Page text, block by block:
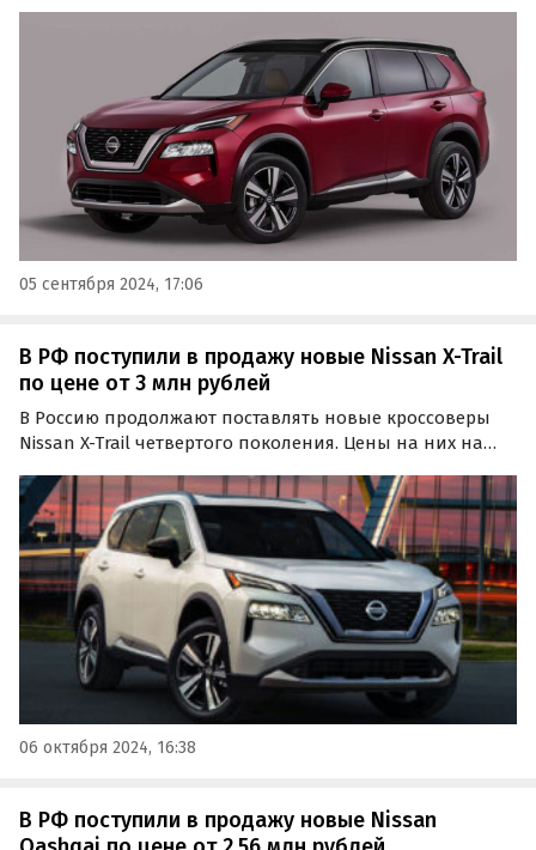
05 сентября 2024, 17:06
В РФ поступили в продажу новые Nissan X-Trail
по цене от 3 млн рублей
В Россию продолжают поставлять новые кроссоверы
Nissan X-Trail четвертого поколения. Цены на них на
стартуют от 3 000 000 рублей, пишут «Автоновости дня».
06 октября 2024, 16:38
В РФ поступили в продажу новые Nissan